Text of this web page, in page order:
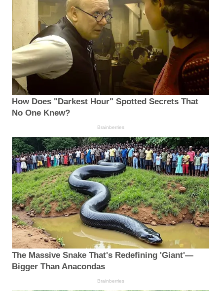
How Does "Darkest Hour" Spotted Secrets That
No One Knew?
Brainberries
The Massive Snake That's Redefining 'Giant'—
Bigger Than Anacondas
Brainberries